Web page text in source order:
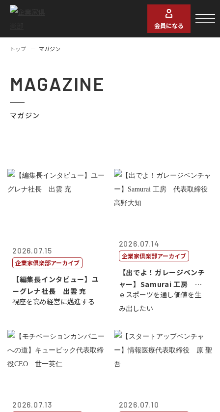
会員になる
トップ マガジン
MAGAZINE
マガジン
2026.07.15
企業家倶楽部アーカイブ
【編集長インタビュー】ユ
ーグレナ社長 出雲 充
視座を高め経営に邁進する
2026.07.14
企業家倶楽部アーカイブ
【出でよ！ガレージベンチ
ャー】Samurai 工房 代
表取締...
ｅスポーツを通し価値を生
み出したい
2026.07.13 2026.07.10